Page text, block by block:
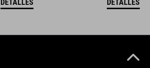
DETALLES DETALLES